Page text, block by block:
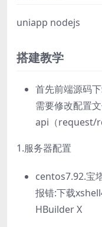
uniapp nodejs
搭建教学
首先前端源码
需要修改配置
api（request/
1.服务器配置
centos7.92.宝
报错:下载
HBuilder X